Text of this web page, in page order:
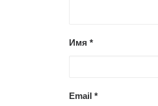
Имя *
Email *